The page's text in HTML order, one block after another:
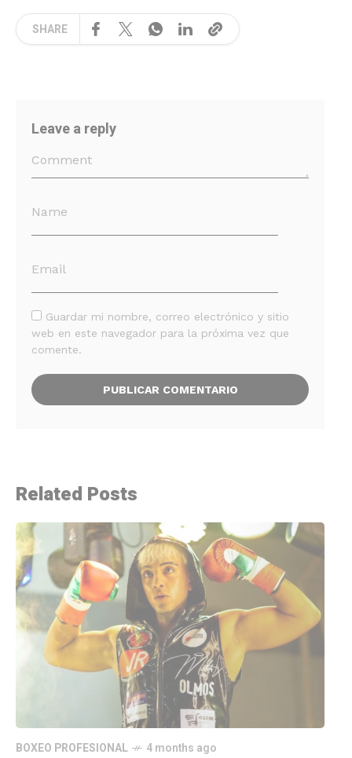
SHARE
Leave a reply
Guardar mi nombre, correo electrónico y sitio
web en este navegador para la próxima vez que
comente.
Related Posts
BOXEO PROFESIONAL 4 months ago